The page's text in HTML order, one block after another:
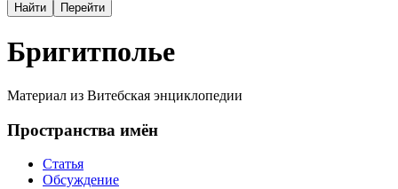
Бригитполье
Материал из Витебская энциклопедии
Пространства имён
Статья
Обсуждение